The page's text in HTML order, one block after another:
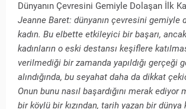
Dünyanın Çevresini Gemiyle Dolaşan İlk
Jeanne Baret: dünyanın çevresini gemiyle
kadın. Bu elbette etkileyici bir başarı,
kadınların o eski destansı keşiflere
verilmediği bir zamanda yapıldığı gerçeği
alındığında, bu seyahat daha da dikkat
Onun bunu nasıl başardığını merak ediyor
bir köylü bir kızından, tarih yazan bir